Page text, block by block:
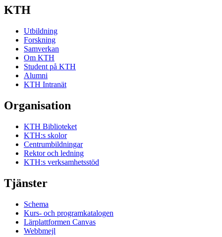
KTH
Utbildning
Forskning
Samverkan
Om KTH
Student på KTH
Alumni
KTH Intranät
Organisation
KTH Biblioteket
KTH:s skolor
Centrumbildningar
Rektor och ledning
KTH:s verksamhetsstöd
Tjänster
Schema
Kurs- och programkatalogen
Lärplattformen Canvas
Webbmejl